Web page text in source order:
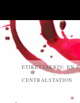
ETIKETTARKIV: EN
CENTRALSTATION